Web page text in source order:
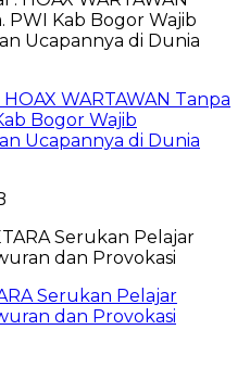
WARTAWAN Tanpa
Bogor Wajib
Ucapannya di Dunia
Serukan Pelajar
dan Provokasi